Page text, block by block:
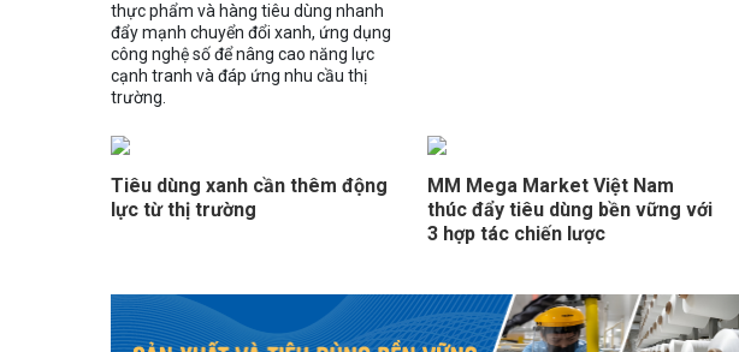
thực phẩm và hàng tiêu dùng nhanh
đẩy mạnh chuyển đổi xanh, ứng dụng
công nghệ số để nâng cao năng lực
cạnh tranh và đáp ứng nhu cầu thị
trường.
Tiêu dùng xanh cần thêm động
lực từ thị trường
MM Mega Market Việt Nam
thúc đẩy tiêu dùng bền vững với
3 hợp tác chiến lược